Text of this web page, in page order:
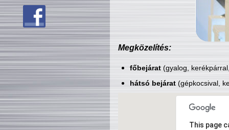
Megközelítés:
főbejárat(gyalog,
hátsó bejárat(gépkocsival,
This page